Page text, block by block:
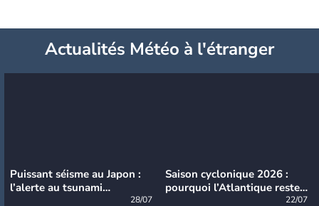
Actualités Météo à l'étranger
Puissant séisme au Japon :
l’alerte au tsunami
28/07
Saison cyclonique 2026 :
pourquoi l’Atlantique reste
22/07